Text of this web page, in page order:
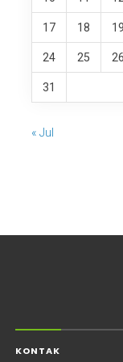
17 18 19
24 25 26
31
« Jul
KONTAK